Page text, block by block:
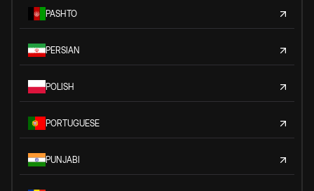
PASHTO
PERSIAN
POLISH
PORTUGUESE
PUNJABI